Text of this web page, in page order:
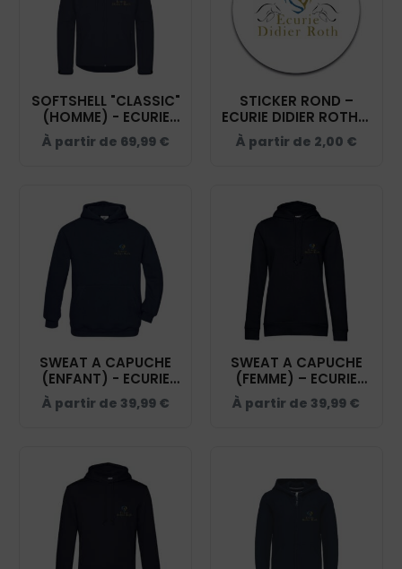
SOFTSHELL "CLASSIC"
(HOMME) - ECURIE
DIDIER ROTH - NAVY
- 0200912
À partir de 69,99 €
STICKER ROND –
ECURIE DIDIER ROTH –
STI001
À partir de 2,00 €
SWEAT A CAPUCHE
(ENFANT) - ECURIE
DIDIER ROTH - NAVY
- K477
À partir de 39,99 €
SWEAT A CAPUCHE
(FEMME) – ECURIE
DIDIER ROTH - NAVY
- BCW34B
À partir de 39,99 €